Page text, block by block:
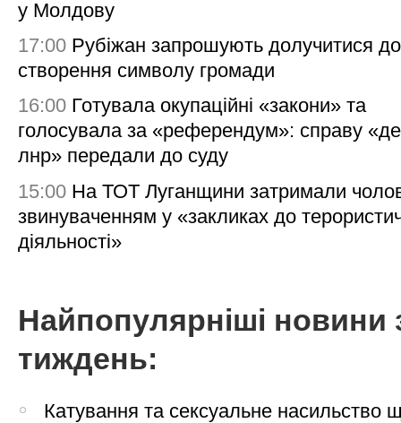
у Молдову
17:00 Рубіжан запрошують долучитися до
створення символу громади
16:00 Готувала окупаційні «закони» та
голосувала за «референдум»: справу
лнр» передали до суду
15:00 На ТОТ Луганщини затримали
звинуваченням у «закликах до
діяльності»
Найпопулярніші новини
тиждень:
Катування та сексуальне насильство